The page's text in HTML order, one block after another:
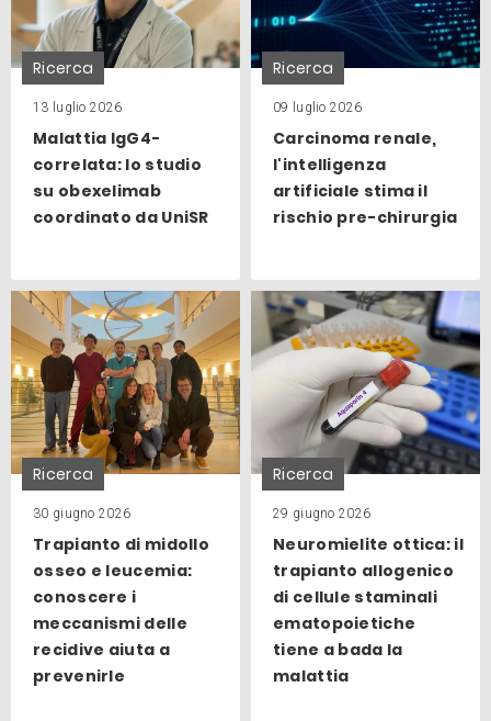
Ricerca
13 luglio 2026
Malattia IgG4-
correlata: lo studio
su obexelimab
coordinato da UniSR
Ricerca
09 luglio 2026
Carcinoma renale,
l'intelligenza
artificiale stima il
rischio pre-chirurgia
Ricerca
30 giugno 2026
Trapianto di midollo
osseo e leucemia:
conoscere i
meccanismi delle
recidive aiuta a
prevenirle
Ricerca
29 giugno 2026
Neuromielite ottica: il
trapianto allogenico
di cellule staminali
ematopoietiche
tiene a bada la
malattia